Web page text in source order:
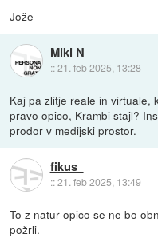
Jože
Miki N
::21. feb 2025, 13:28
Kaj pa zlitje reale in virtuale,
pravo opico, Krambi stajl?
prodor v medijski prostor.
fikus_
::21. feb 2025, 13:49
To z natur opico se ne bo
požrli.